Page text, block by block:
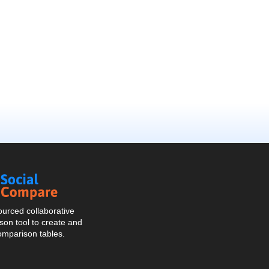
collaborative
tool to create and
tables.